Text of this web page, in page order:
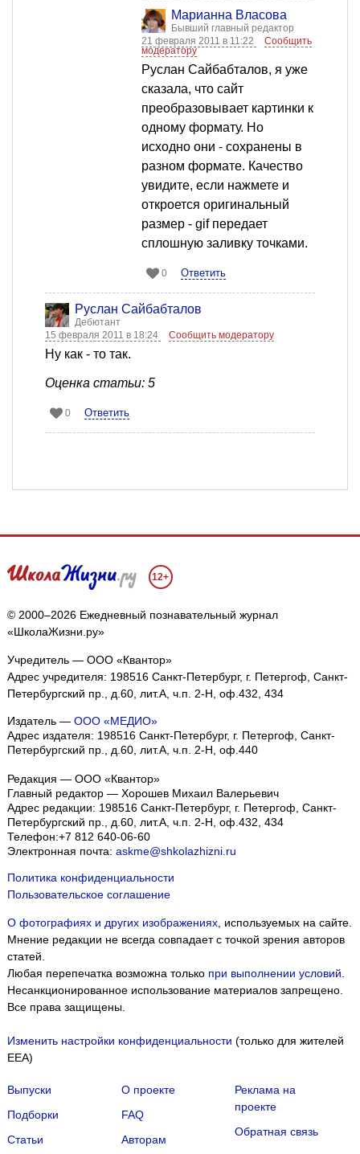
Марианна Власова
Бывший главный редактор
21 февраля 2011 в 11:22
Сообщить
модератору
Руслан Сайбабталов, я уже
сказала, что сайт
преобразовывает картинки к
одному формату. Но
исходно они - сохранены в
разном формате. Качество
увидите, если нажмете и
откроется оригинальный
размер - gif передает
сплошную заливку точками.
0 Ответить
Руслан Сайбабталов
Дебютант
15 февраля 2011 в 18:24
Сообщить модератору
Ну как - то так.
Оценка статьи: 5
0 Ответить
12+
© 2000–2026 Ежедневный познавательный журнал
«ШколаЖизни.ру»
Учредитель — ООО «Квантор»
Адрес учредителя: 198516 Санкт-Петербург, г. Петергоф, Санкт-
Петербургский пр., д.60, лит.А, ч.п. 2-Н, оф.432, 434
Издатель — ООО «МЕДИО»
Адрес издателя: 198516 Санкт-Петербург, г. Петергоф, Санкт-
Петербургский пр., д.60, лит.А, ч.п. 2-Н, оф.440
Редакция — ООО «Квантор»
Главный редактор — Хорошев Михаил Валерьевич
Адрес редакции: 198516 Санкт-Петербург, г. Петергоф, Санкт-
Петербургский пр., д.60, лит.А, ч.п. 2-Н, оф.432, 434
Телефон:+7 812 640-06-60
Электронная почта: askme@shkolazhizni.ru
Политика конфиденциальности
Пользовательское соглашение
О фотографиях и других изображениях, используемых на сайте.
Мнение редакции не всегда совпадает с точкой зрения авторов
статей.
Любая перепечатка возможна только при выполнении условий.
Несанкционированное использование материалов запрещено.
Все права защищены.
Изменить настройки конфиденциальности (только для жителей
EEA)
Выпуски
Подборки
Статьи
О проекте
FAQ
Авторам
Реклама на
проекте
Обратная связь